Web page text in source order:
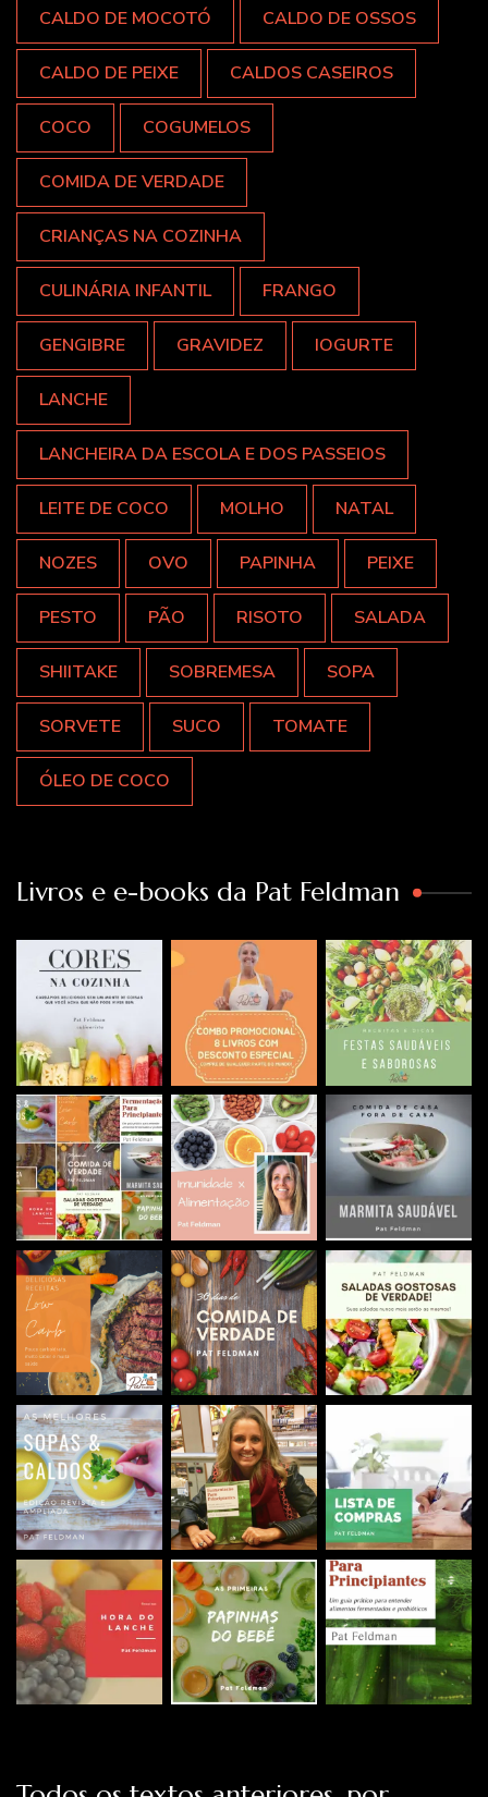
CALDO DE MOCOTÓ CALDO DE OSSOS
CALDO DE PEIXE CALDOS CASEIROS
COCO COGUMELOS
COMIDA DE VERDADE
CRIANÇAS NA COZINHA
CULINÁRIA INFANTIL FRANGO
GENGIBRE GRAVIDEZ IOGURTE
LANCHE
LANCHEIRA DA ESCOLA E DOS PASSEIOS
LEITE DE COCO MOLHO NATAL
NOZES OVO PAPINHA PEIXE
PESTO PÃO RISOTO SALADA
SHIITAKE SOBREMESA SOPA
SORVETE SUCO TOMATE
ÓLEO DE COCO
Livros e e-books da Pat Feldman